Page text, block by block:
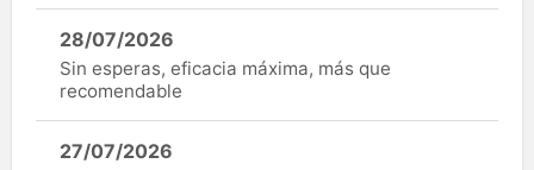
28/07/2026
Sin esperas, eficacia máxima, más que
recomendable
27/07/2026